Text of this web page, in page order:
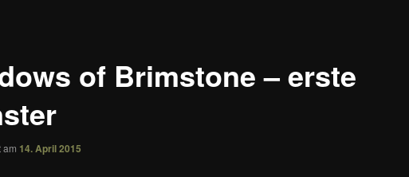
of Brimstone – erste
am 14. April 2015